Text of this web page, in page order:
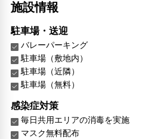
施設情報
駐車場・送迎
バレーパーキング
駐車場（敷地内）
駐車場（近隣）
駐車場（無料）
感染症対策
毎日共用エリアの消毒を実施
マスク無料配布